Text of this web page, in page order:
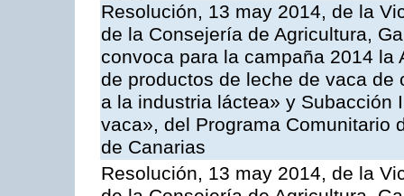
Resolución, 13 may 2014, de la
de la Consejería de Agricultura,
convoca para la campaña 2014
de productos de leche de vaca
a la industria láctea» y Subacción
vaca», del Programa Comunitario
de Canarias
Resolución, 13 may 2014, de la